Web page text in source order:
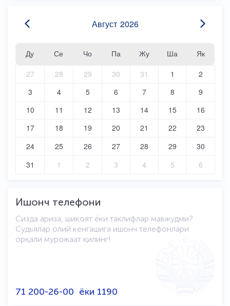
Август 2026
Ду Се Чо Па Жу Ша
Як
27
28 29 30 31 1
2
3
4 5 6 7 8
9
10
11 12 13 14 15
16
17
18 19 20 21 22
23
24
25 26 27 28 29
30
31
1 2 3 4 5 6
Ишонч телефони
Сизда ариза, шикоят ёки таклифлар мавжудми?
Судьялар олий кенгашига ишонч телефонлари
орқали мурожаат қилинг!
71 200-26-00 ёки 1190